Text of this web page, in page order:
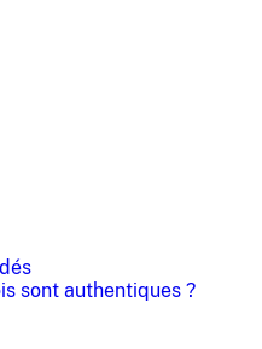
sont authentiques ?